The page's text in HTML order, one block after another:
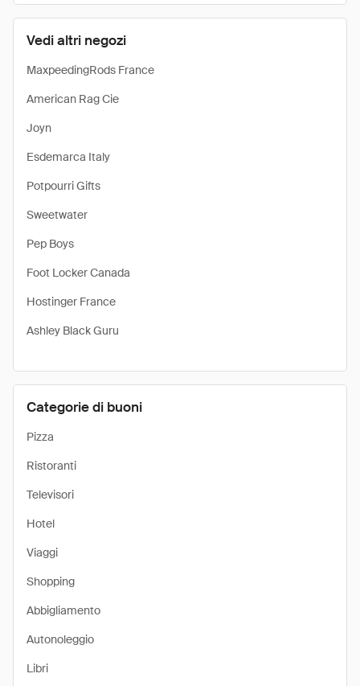
Vedi altri negozi
MaxpeedingRods France
American Rag Cie
Joyn
Esdemarca Italy
Potpourri Gifts
Sweetwater
Pep Boys
Foot Locker Canada
Hostinger France
Ashley Black Guru
Categorie di buoni
Pizza
Ristoranti
Televisori
Hotel
Viaggi
Shopping
Abbigliamento
Autonoleggio
Libri